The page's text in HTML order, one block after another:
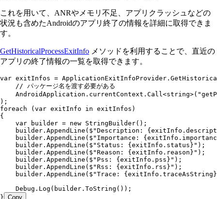
これを用いて、ANRやメモリ不足、アプリクラッシュなどの
状況も含めたAndroidのアプリ終了の情報を詳細に取得できま
す。
GetHistoricalProcessExitInfo メソッドを利用することで、直近の
アプリの終了情報の一覧を取得できます。
var exitInfos = ApplicationExitInfoProvider .
    // パッケージ名を渡す必要がある
    AndroidApplication
. currentContext . Call<string>( "
);
foreach ( var exitInfo in exitInfos)
{
    var
builder = new StringBuilder();
    builder
. AppendLine ( $"Description: { exitInfo .
    builder
. AppendLine ( $" Importance: { exitInfo .
    builder
. AppendLine ( $" Status: { exitInfo . status } " );
    builder
. AppendLine ( $"Reason: { exitInfo . reason } " );
    builder
. AppendLine ( $" Pss: { exitInfo . pss } " );
    builder
. AppendLine ( $"Rss: { exitInfo . rss } " );
    builder
. AppendLine ( $"Trace: { exitInfo . traceAsString }
    Debug
. Log ( builder . ToString ());
} Copy